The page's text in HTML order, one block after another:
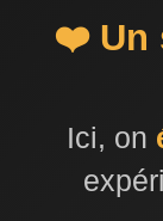
❤️ Un
Ici, on